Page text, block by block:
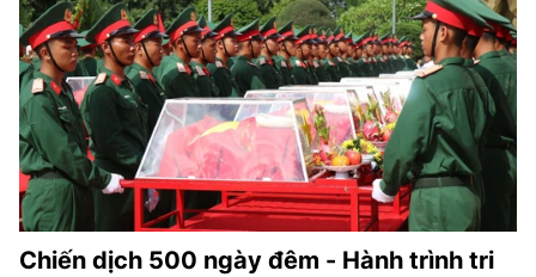
Chiến dịch 500 ngày đêm - Hành trình tri